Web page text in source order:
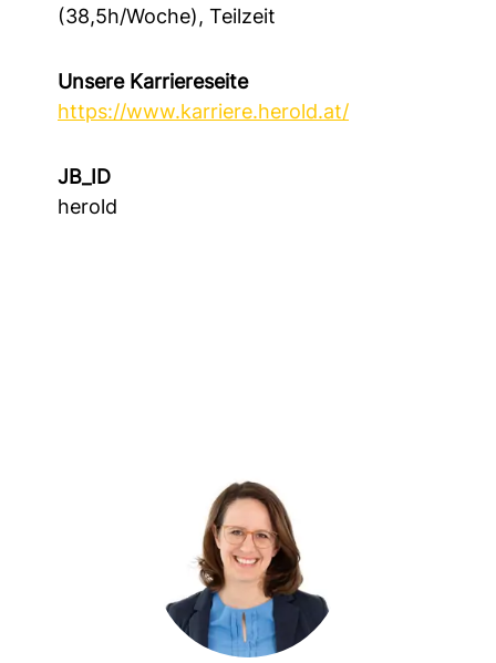
(38,5h/Woche), Teilzeit
Unsere Karriereseite
https://www.karriere.herold.at/
JB_ID
herold